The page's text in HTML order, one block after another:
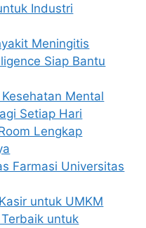
Industri
Meningitis
Siap Bantu
Mental
Setiap Hari
Lengkap
Farmasi Universitas
untuk UMKM
untuk